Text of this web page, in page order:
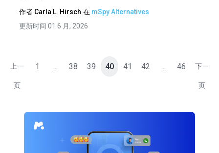
作者 Carla L. Hirsch 在 mSpy Alternatives
更新时间 01 6 月, 2026
上一
页
1 ... 38 39 40 41 42 ... 46 下一
页